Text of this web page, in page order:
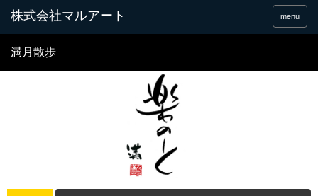
menu
満月散歩